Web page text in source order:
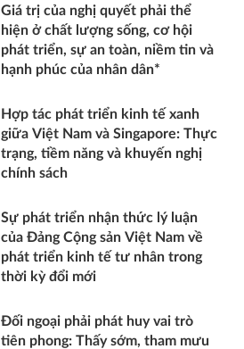
Giá trị của nghị quyết phải thể
hiện ở chất lượng sống, cơ hội
phát triển, sự an toàn, niềm tin và
hạnh phúc của nhân dân*
Hợp tác phát triển kinh tế xanh
giữa Việt Nam và Singapore: Thực
trạng, tiềm năng và khuyến nghị
chính sách
Sự phát triển nhận thức lý luận
của Đảng Cộng sản Việt Nam về
phát triển kinh tế tư nhân trong
thời kỳ đổi mới
Đối ngoại phải phát huy vai trò
tiên phong: Thấy sớm, tham mưu